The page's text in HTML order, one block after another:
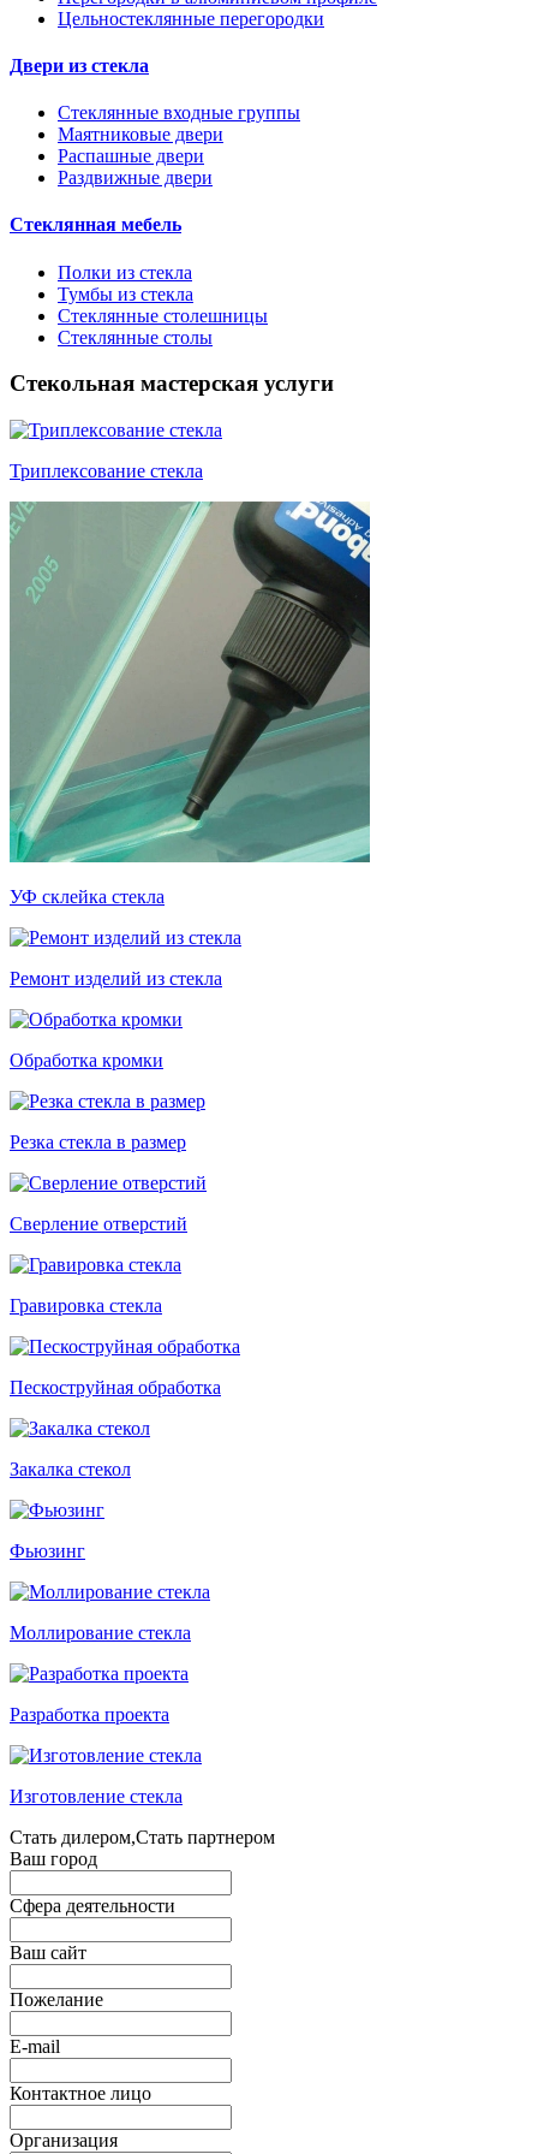
Цельностеклянные перегородки
Двери из стекла
Стеклянные входные группы
Маятниковые двери
Распашные двери
Раздвижные двери
Стеклянная мебель
Полки из стекла
Тумбы из стекла
Стеклянные столешницы
Стеклянные столы
Стекольная мастерская услуги
Триплексование стекла
УФ склейка стекла
Ремонт изделий из стекла
Обработка кромки
Резка стекла в размер
Сверление отверстий
Гравировка стекла
Пескоструйная обработка
Закалка стекол
Фьюзинг
Моллирование стекла
Разработка проекта
Изготовление стекла
Стать дилером,Стать партнером
Ваш город
Сфера деятельности
Ваш сайт
Пожелание
E-mail
Контактное лицо
Организация